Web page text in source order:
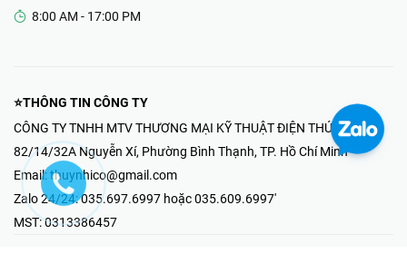
8:00 AM - 17:00 PM
⭐THÔNG TIN CÔNG TY
CÔNG TY TNHH MTV THƯƠNG MẠI KỸ THUẬT ĐIỆN THÚY NHI
82/14/32A Nguyễn Xí, Phường Bình Thạnh, TP. Hồ Chí Minh
Email: thuynhico@gmail.com
Zalo 24/24:035.697.6997 hoặc 035.609.6997'
MST:0313386457